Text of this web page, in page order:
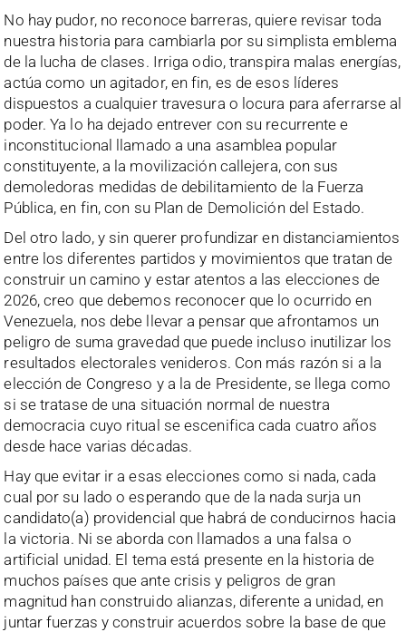
No hay pudor, no reconoce barreras, quiere revisar toda
nuestra historia para cambiarla por su simplista emblema
de la lucha de clases. Irriga odio, transpira malas energías,
actúa como un agitador, en fin, es de esos líderes
dispuestos a cualquier travesura o locura para aferrarse al
poder. Ya lo ha dejado entrever con su recurrente e
inconstitucional llamado a una asamblea popular
constituyente, a la movilización callejera, con sus
demoledoras medidas de debilitamiento de la Fuerza
Pública, en fin, con su Plan de Demolición del Estado.
Del otro lado, y sin querer profundizar en distanciamientos
entre los diferentes partidos y movimientos que tratan de
construir un camino y estar atentos a las elecciones de
2026, creo que debemos reconocer que lo ocurrido en
Venezuela, nos debe llevar a pensar que afrontamos un
peligro de suma gravedad que puede incluso inutilizar los
resultados electorales venideros. Con más razón si a la
elección de Congreso y a la de Presidente, se llega como
si se tratase de una situación normal de nuestra
democracia cuyo ritual se escenifica cada cuatro años
desde hace varias décadas.
Hay que evitar ir a esas elecciones como si nada, cada
cual por su lado o esperando que de la nada surja un
candidato(a) providencial que habrá de conducirnos hacia
la victoria. Ni se aborda con llamados a una falsa o
artificial unidad. El tema está presente en la historia de
muchos países que ante crisis y peligros de gran
magnitud han construido alianzas, diferente a unidad, en
juntar fuerzas y construir acuerdos sobre la base de que